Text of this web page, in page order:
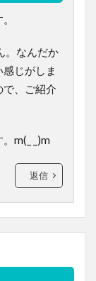
。なんだか
じがしま
、ご紹介
m(_ _)m
返信